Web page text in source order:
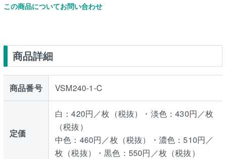
この商品についてお問い合わせ
商品詳細
商品番号 VSM240-1-C
定価
白：420円／枚（税抜）・淡色：430円／枚
（税抜）
中色：460円／枚（税抜）・濃色：510円／
枚（税抜）・黒色：550円／枚（税抜）